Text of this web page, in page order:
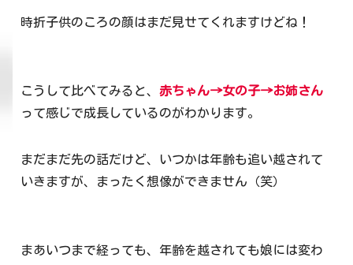
時折子供のころの顔はまだ見せてくれますけどね！
こうして比べてみると、 赤ちゃん→女の子→お姉さん
って感じで成長しているのがわかります。
まだまだ先の話だけど、いつかは年齢も追い越されて
いきますが、まったく想像ができません（笑）
まあいつまで経っても、年齢を越されても娘には変わ